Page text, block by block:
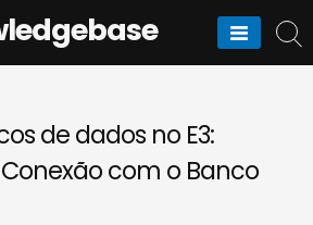
de dados no E3:
com o Banco